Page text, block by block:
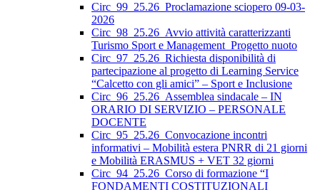
Circ_99_25.26_Proclamazione sciopero 09-03-
2026
Circ_98_25.26_Avvio attività caratterizzanti
Turismo Sport e Management_Progetto nuoto
Circ_97_25.26_Richiesta disponibilità di
partecipazione al progetto di Learning Service
“Calcetto con gli amici” – Sport e Inclusione
Circ_96_25.26_Assemblea sindacale – IN
ORARIO DI SERVIZIO – PERSONALE
DOCENTE
Circ_95_25.26_Convocazione incontri
informativi – Mobilità estera PNRR di 21 giorni
e Mobilità ERASMUS + VET 32 giorni
Circ_94_25.26_Corso di formazione “I
FONDAMENTI COSTITUZIONALI